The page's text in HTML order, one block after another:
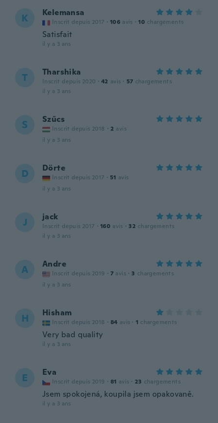
K Kelemansa
Inscrit depuis 2017 · 106 avis · 10 chargements
Satisfait
il y a 3 ans
T Tharshika
Inscrit depuis 2020 · 42 avis · 57 chargements
il y a 3 ans
S Szűcs
Inscrit depuis 2018 · 2 avis
il y a 3 ans
D Dörte
Inscrit depuis 2017 · 51 avis
il y a 3 ans
J jack
Inscrit depuis 2017 · 160 avis · 32 chargements
il y a 3 ans
A Andre
Inscrit depuis 2019 · 7 avis · 3 chargements
il y a 3 ans
H Hisham
Inscrit depuis 2018 · 84 avis · 1 chargements
Very bad quality
il y a 3 ans
E Eva
Inscrit depuis 2019 · 81 avis · 23 chargements
Jsem spokojená, koupila jsem opakovaně.
il y a 3 ans